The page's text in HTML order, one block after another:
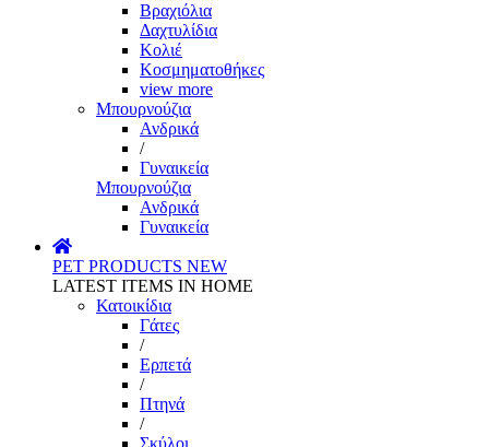
Βραχιόλια
Δαχτυλίδια
Κολιέ
Κοσμηματοθήκες
view more
Μπουρνούζια
Ανδρικά
/
Γυναικεία
Μπουρνούζια
Ανδρικά
Γυναικεία
PET PRODUCTS NEW
LATEST ITEMS IN HOME
Κατοικίδια
Γάτες
/
Ερπετά
/
Πτηνά
/
Σκύλοι